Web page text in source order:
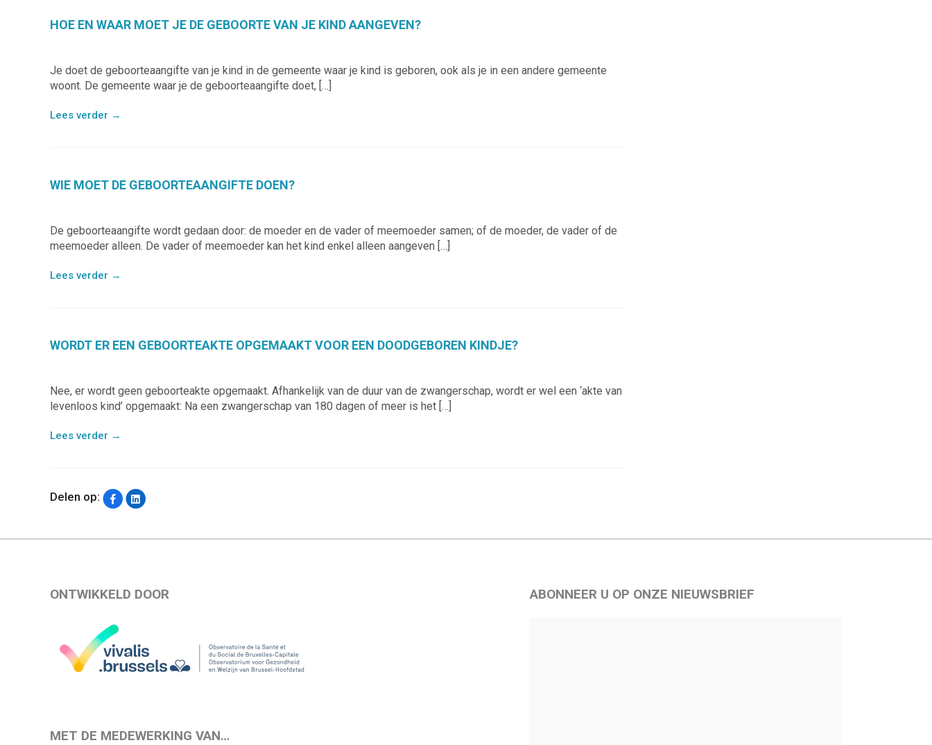
HOE EN WAAR MOET JE DE GEBOORTE VAN JE KIND AANGEVEN?
Je doet de geboorteaangifte van je kind in de gemeente waar je kind is geboren, ook als je in een andere gemeente
woont. De gemeente waar je de geboorteaangifte doet, […]
Lees verder →
WIE MOET DE GEBOORTEAANGIFTE DOEN?
De geboorteaangifte wordt gedaan door: de moeder en de vader of meemoeder samen; of de moeder, de vader of de
meemoeder alleen. De vader of meemoeder kan het kind enkel alleen aangeven […]
Lees verder →
WORDT ER EEN GEBOORTEAKTE OPGEMAAKT VOOR EEN DOODGEBOREN KINDJE?
Nee, er wordt geen geboorteakte opgemaakt. Afhankelijk van de duur van de zwangerschap, wordt er wel een ‘akte van
levenloos kind’ opgemaakt: Na een zwangerschap van 180 dagen of meer is het […]
Lees verder →
Delen op:
ONTWIKKELD DOOR
MET DE MEDEWERKING VAN…
ABONNEER U OP ONZE NIEUWSBRIEF